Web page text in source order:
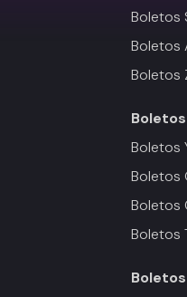
Boletos
Boletos
Boletos
Boletos
Boletos
Boletos
Boletos
Boletos
Boletos